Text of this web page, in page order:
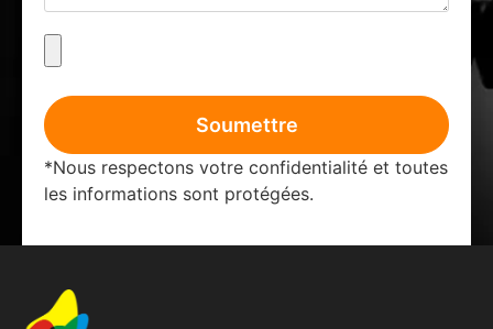
Soumettre
*Nous respectons votre confidentialité et toutes
les informations sont protégées.